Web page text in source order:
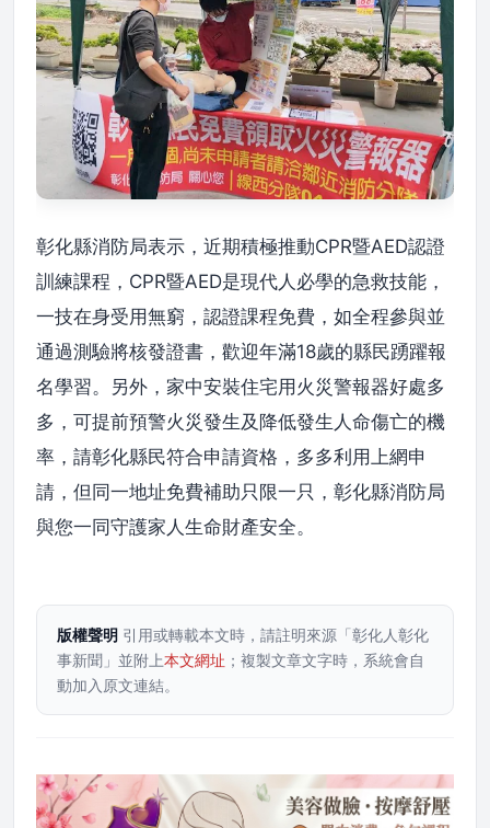
彰化縣消防局表示，近期積極推動CPR暨AED認證
訓練課程，CPR暨AED是現代人必學的急救技能，
一技在身受用無窮，認證課程免費，如全程參與並
通過測驗將核發證書，歡迎年滿18歲的縣民踴躍報
名學習。另外，家中安裝住宅用火災警報器好處多
多，可提前預警火災發生及降低發生人命傷亡的機
率，請彰化縣民符合申請資格，多多利用上網申
請，但同一地址免費補助只限一只，彰化縣消防局
與您一同守護家人生命財產安全。
版權聲明 引用或轉載本文時，請註明來源「彰化人彰化
事新聞」並附上本文網址 ；複製文章文字時，系統會自
動加入原文連結。